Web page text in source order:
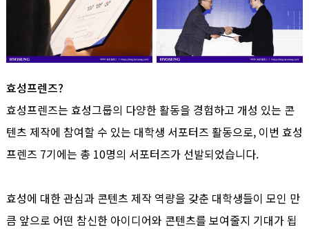
효성프렌즈?
효성프렌즈는 효성그룹의 다양한 활동을 경험하고 개성 있는 콘
텐츠 제작에 참여할 수 있는 대학생 서포터즈 활동으로, 이번 효성
프렌즈 7기에는 총 10명의 서포터즈가 선발되었습니다.
효성에 대한 관심과 콘텐츠 제작 역량을 갖춘 대학생들이 모인 만
큼 앞으로 어떤 참신한 아이디어와 콘텐츠를 보여줄지 기대가 됩